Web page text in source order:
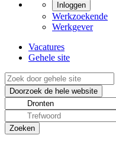
Inloggen
Werkzoekende
Werkgever
Vacatures
Gehele site